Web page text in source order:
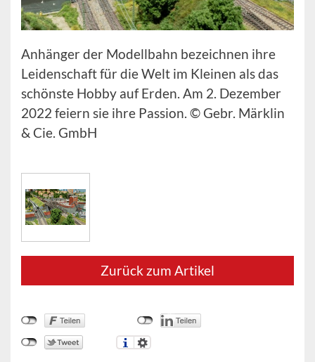
Anhänger der Modellbahn bezeichnen ihre
Leidenschaft für die Welt im Kleinen als das
schönste Hobby auf Erden. Am 2. Dezember
2022 feiern sie ihre Passion. © Gebr. Märklin
& Cie. GmbH
Zurück zum Artikel